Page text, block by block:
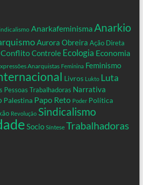
Anarkafeminisma Anarkio
Aurora Obreira Ação Direta
ConflitoControle Ecologia Economia
Anarquistas Feminina Feminismo
Livros Lukto Luta
Pessoas Trabalhadoras Narrativa
Palestina Papo Reto Poder Política
Revolução Sindicalismo
Socio Síntese Trabalhadoras